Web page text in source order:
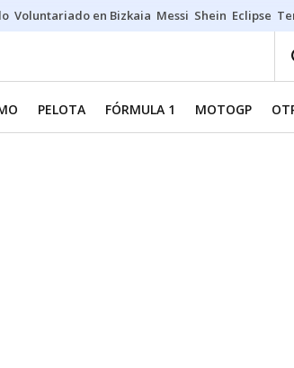
Voluntariado en Bizkaia Messi Shein Eclipse
PELOTA FÓRMULA 1 MOTOGP